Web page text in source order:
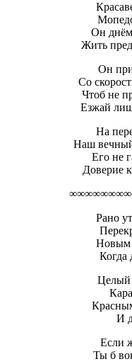
Он днём
Жить
Он
Со
Чтоб не
Езжай
На
Наш вечный
Его не
Доверие
Рано
Новым
Когда
Целый
И
Если
Ты б